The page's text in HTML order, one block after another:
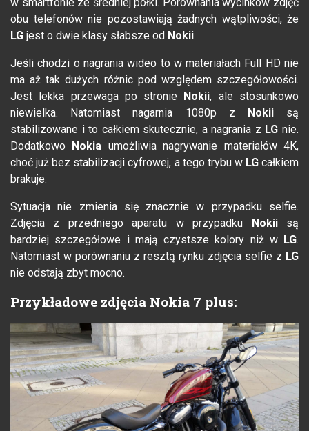
w smartfonie ze średniej półki. Porównania wycinków zdjęć
obu telefonów nie pozostawiają żadnych wątpliwości, że
LG jest o dwie klasy słabsze od Nokii.
Jeśli chodzi o nagrania wideo to w materiałach Full HD nie
ma aż tak dużych różnic pod względem szczegółowości.
Jest lekka przewaga po stronie
Nokii, ale stosunkowo
niewielka. Natomiast nagarnia 1080p z
Nokii są
stabilizowane i to całkiem skutecznie, a nagrania z LGnie.
Dodatkowo
Nokia umożliwia nagrywanie materiałów 4K,
choć już bez stabilizacji cyfrowej, a tego trybu w LGcałkiem
brakuje.
Sytuacja nie zmienia się znacznie w przypadku selfie.
Zdjęcia z przedniego aparatu w przypadku
Nokii są
bardziej szczegółowe i mają czystsze kolory niż w LG.
Natomiast w porównaniu z resztą rynku zdjęcia selfie z LG
nie odstają zbyt mocno.
Przykładowe zdjęcia Nokia 7 plus: